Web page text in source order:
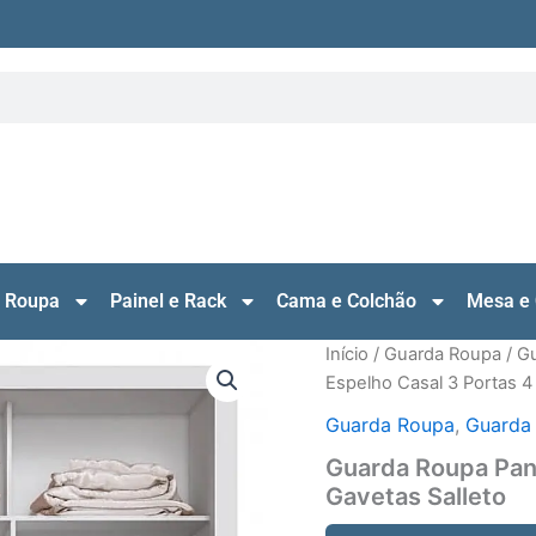
Painel e Rack Cama e Colchão Mesa e
Início / Guarda Roupa /
Espelho Casal 3 Portas
Guarda Roupa,
Guarda Roupa
Gavetas Salleto